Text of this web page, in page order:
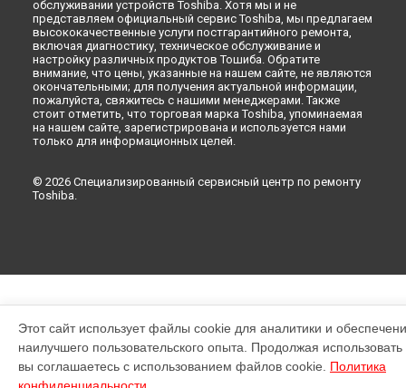
обслуживании устройств Toshiba. Хотя мы и не
представляем официальный сервис Toshiba, мы предлагаем
высококачественные услуги постгарантийного ремонта,
включая диагностику, техническое обслуживание и
настройку различных продуктов Тошиба. Обратите
внимание, что цены, указанные на нашем сайте, не являются
окончательными; для получения актуальной информации,
пожалуйста, свяжитесь с нашими менеджерами. Также
стоит отметить, что торговая марка Toshiba, упоминаемая
на нашем сайте, зарегистрирована и используется нами
только для информационных целей.
© 2026 Специализированный сервисный центр по ремонту
Toshiba.
Этот сайт использует файлы cookie для аналитики и
наилучшего пользовательского опыта. Продолжая использовать
вы соглашаетесь с использованием файлов cookie. Политика